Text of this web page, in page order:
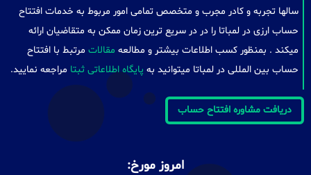
سالها تجربه و کادر مجرب و متخصص تمامی امور مربوط به خدمات افتتاح
حساب ارزی در لمباتا را در در سریع ترین زمان ممکن به متقاضیان ارائه
میکند . بمنظور کسب اطلاعات بیشتر و مطالعه مقالات مرتبط با افتتاح
حساب بین المللی در لمباتا میتوانید به پایگاه اطلاعاتی ثبتا مراجعه نمایید.
دریافت مشاوره افتتاح حساب
امروز مورخ: